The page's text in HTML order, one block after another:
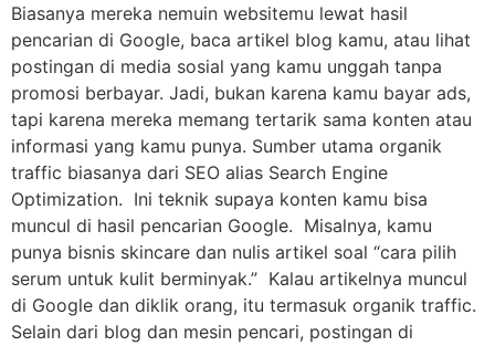
Biasanya mereka nemuin websitemu lewat hasil
pencarian di Google, baca artikel blog kamu, atau lihat
postingan di media sosial yang kamu unggah tanpa
promosi berbayar. Jadi, bukan karena kamu bayar ads,
tapi karena mereka memang tertarik sama konten atau
informasi yang kamu punya. Sumber utama organik
traffic biasanya dari SEO alias Search Engine
Optimization. Ini teknik supaya konten kamu bisa
muncul di hasil pencarian Google. Misalnya, kamu
punya bisnis skincare dan nulis artikel soal “cara pilih
serum untuk kulit berminyak.” Kalau artikelnya muncul
di Google dan diklik orang, itu termasuk organik traffic.
Selain dari blog dan mesin pencari, postingan di